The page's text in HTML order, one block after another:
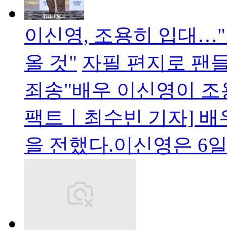
이신영, 조용히 입대
올 것" 자필 편지로 팬
죄송"배우 이신영이
팩트ㅣ최수빈 기자]
을 전했다.이신영은 6